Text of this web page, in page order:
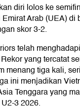
diri lolos ke
Arab (UEA) di
skor 3-2.
telah
yang tercatat
menang tiga kali,
ini menjadikan
Tenggara yang
3 2026.